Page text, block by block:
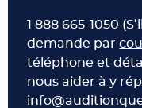
1 888 665-1050
demande par
téléphone et
nous aider à y